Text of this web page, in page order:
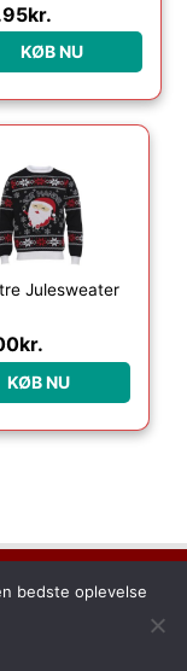
kr.
KØB NU
Julesweater
kr.
KØB NU
FZ | The Meydan
| Dubai | UAE
reserved
bedste oplevelse